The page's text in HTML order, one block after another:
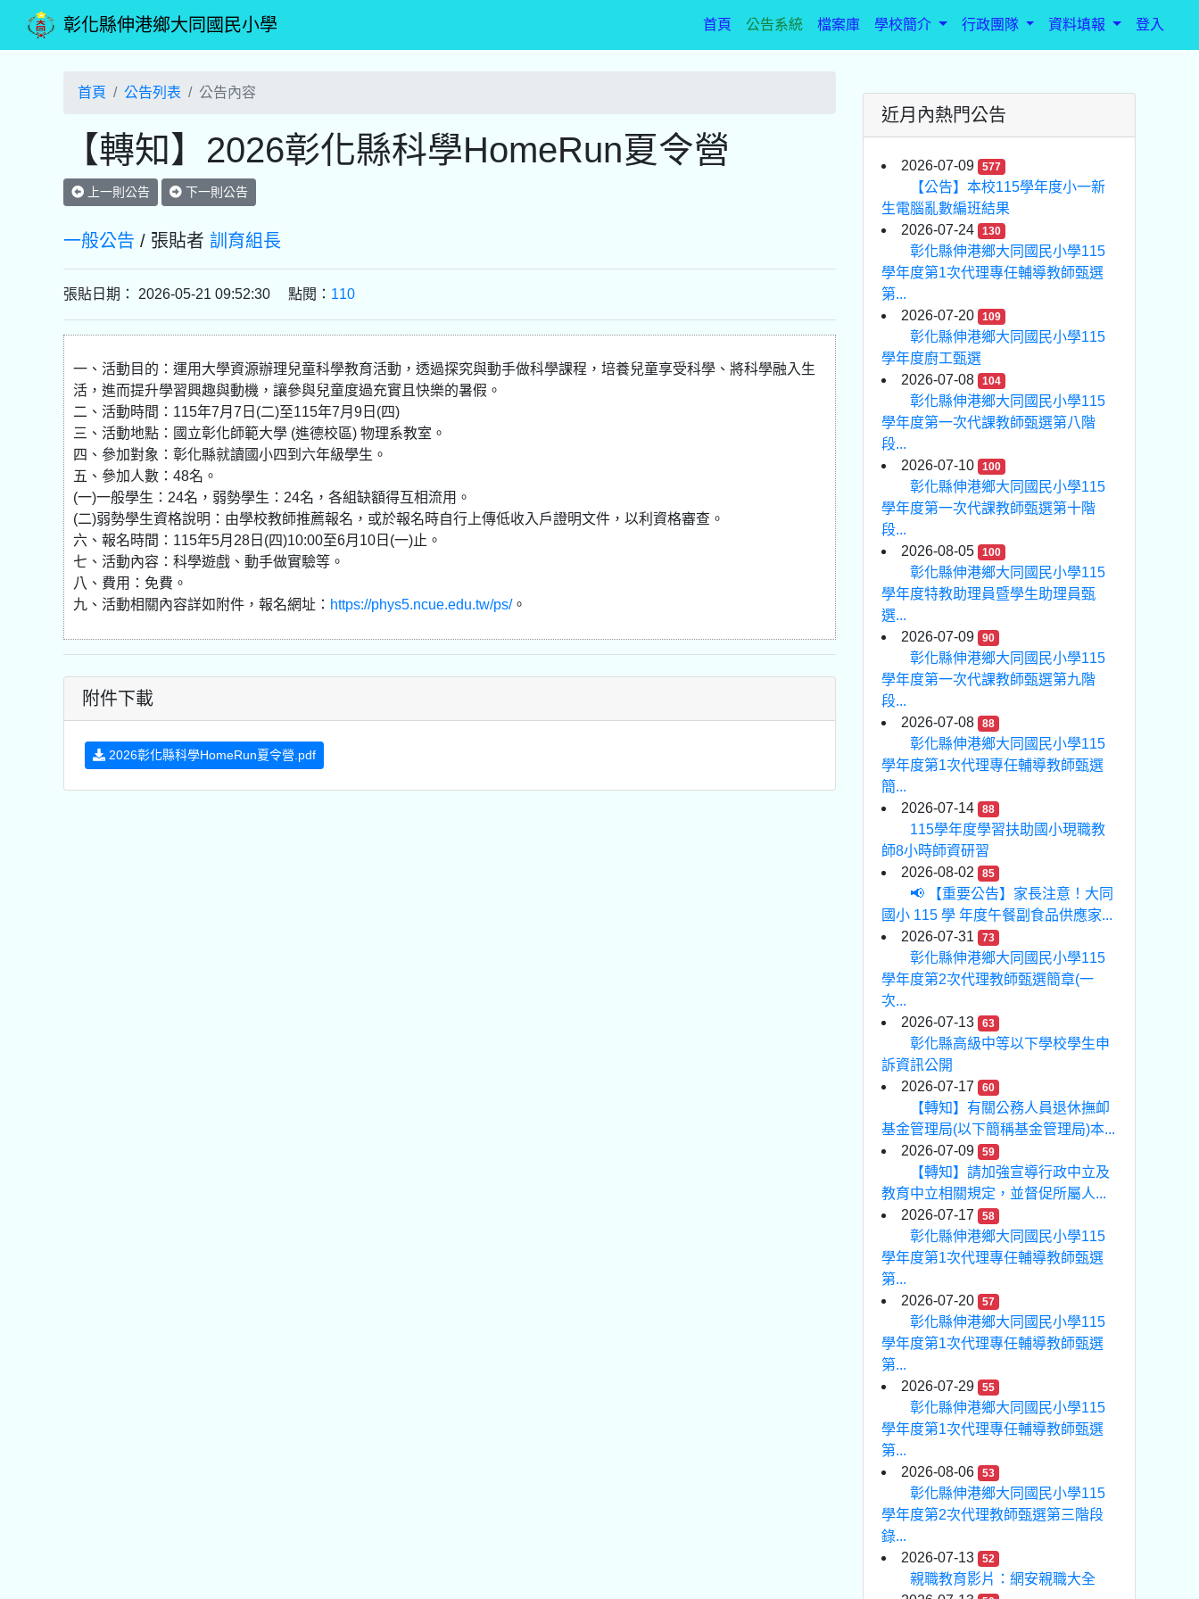
彰化縣伸港鄉大同國民小學 首頁(current)
公告系統 檔案庫 學校簡介 行政團隊 資料填報 登入
首頁 公告列表 公告內容
【轉知】2026彰化縣科學HomeRun夏令營
上一則公告 下一則公告
一般公告 / 張貼者 訓育組長
張貼日期： 2026-05-21 09:52:30 點閱： 110
一、活動目的：運用大學資源辦理兒童科學教育活動，透過探究與動手做科學課程，培養兒童享受科學、將科學融入生
活，進而提升學習興趣與動機，讓參與兒童度過充實且快樂的暑假。
二、活動時間：115年7月7日(二)至115年7月9日(四)
三、活動地點：國立彰化師範大學 (進德校區) 物理系教室。
四、參加對象：彰化縣就讀國小四到六年級學生。
五、參加人數：48名。
(一)一般學生：24名，弱勢學生：24名，各組缺額得互相流用。
(二)弱勢學生資格說明：由學校教師推薦報名，或於報名時自行上傳低收入戶證明文件，以利資格審查。
六、報名時間：115年5月28日(四)10:00至6月10日(一)止。
七、活動內容：科學遊戲、動手做實驗等。
八、費用：免費。
九、活動相關內容詳如附件，報名網址： https://phys5.ncue.edu.tw/ps/。
附件下載
2026彰化縣科學HomeRun夏令營.pdf
近月內熱門公告
2026-07-09 577
【公告】本校115學年度小一新
生電腦亂數編班結果
2026-07-24
130
彰化縣伸港鄉大同國民小學115
學年度第1次代理專任輔導教師甄選
第...
2026-07-20
109
彰化縣伸港鄉大同國民小學115
學年度廚工甄選
2026-07-08
104
彰化縣伸港鄉大同國民小學115
學年度第一次代課教師甄選第八階
段...
2026-07-10
100
彰化縣伸港鄉大同國民小學115
學年度第一次代課教師甄選第十階
段...
2026-08-05
100
彰化縣伸港鄉大同國民小學115
學年度特教助理員暨學生助理員甄
選...
2026-07-09
90
彰化縣伸港鄉大同國民小學115
學年度第一次代課教師甄選第九階
段...
2026-07-08
88
彰化縣伸港鄉大同國民小學115
學年度第1次代理專任輔導教師甄選
簡...
2026-07-14
88
115學年度學習扶助國小現職教
師8小時師資研習
2026-08-02
85
📢 【重要公告】家長注意！大同
國小 115 學 年度午餐副食品供應家...
2026-07-31
73
彰化縣伸港鄉大同國民小學115
學年度第2次代理教師甄選簡章(一
次...
2026-07-13
63
彰化縣高級中等以下學校學生申
訴資訊公開
2026-07-17
60
【轉知】有關公務人員退休撫卹
基金管理局(以下簡稱基金管理局)本...
2026-07-09
59
【轉知】請加強宣導行政中立及
教育中立相關規定，並督促所屬人...
2026-07-17
58
彰化縣伸港鄉大同國民小學115
學年度第1次代理專任輔導教師甄選
第...
2026-07-20
57
彰化縣伸港鄉大同國民小學115
學年度第1次代理專任輔導教師甄選
第...
2026-07-29
55
彰化縣伸港鄉大同國民小學115
學年度第1次代理專任輔導教師甄選
第...
2026-08-06
53
彰化縣伸港鄉大同國民小學115
學年度第2次代理教師甄選第三階段
錄...
2026-07-13
52
親職教育影片：網安親職大全